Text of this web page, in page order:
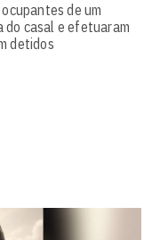
de um
do casal e efetuaram
detidos